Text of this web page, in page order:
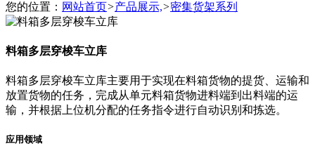
您的位置： 网站首页>产品展示,>密集货架系列
料箱多层穿梭车立库
料箱多层穿梭车立库主要用于实现在料箱货物的提货、运输和
放置货物的任务，完成从单元料箱货物进料端到出料端的运
输，并根据上位机分配的任务指令进行自动识别和拣选。
应用领域